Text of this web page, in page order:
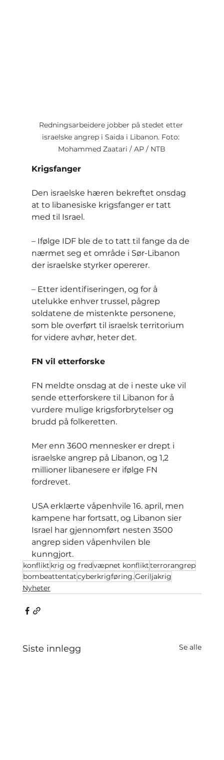
Redningsarbeidere jobber på stedet etter
israelske angrep i Saida i Libanon. Foto:
Mohammed Zaatari / AP / NTB
Krigsfanger
Den israelske hæren bekreftet onsdag
at to libanesiske krigsfanger er tatt
med til Israel.
– Ifølge IDF ble de to tatt til fange da de
nærmet seg et område i Sør-Libanon
der israelske styrker opererer.
– Etter identifiseringen, og for å
utelukke enhver trussel, pågrep
soldatene de mistenkte personene,
som ble overført til israelsk territorium
for videre avhør, heter det.
FN vil etterforske
FN meldte onsdag at de i neste uke vil
sende etterforskere til Libanon for å
vurdere mulige krigsforbrytelser og
brudd på folkeretten.
Mer enn 3600 mennesker er drept i
israelske angrep på Libanon, og 1,2
millioner libanesere er ifølge FN
fordrevet.
USA erklærte våpenhvile 16. april, men
kampene har fortsatt, og Libanon sier
Israel har gjennomført nesten 3500
angrep siden våpenhvilen ble
kunngjort.
konflikt krig og fredvæpnet konfliktterrorangrep
bombeattentatcyberkrigføring.Geriljakrig
Nyheter
Siste innlegg Se alle